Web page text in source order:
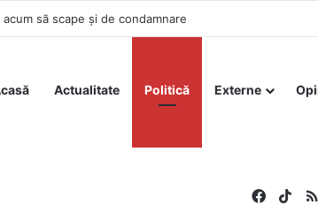
pentru Identitate Digitală până la finalul lui 2026
Actualitate Politică Externe